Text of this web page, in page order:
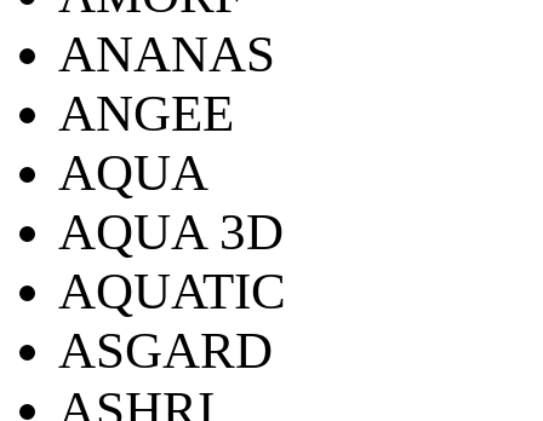
ANANAS
ANGEE
AQUA
AQUA 3D
AQUATIC
ASGARD
ASHRI